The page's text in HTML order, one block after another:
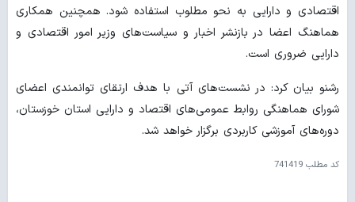
اقتصادی و دارایی به نحو مطلوب استفاده شود. همچنین همکاری
هماهنگ اعضا در بازنشر اخبار و سیاست‌های وزیر امور اقتصادی و
دارایی ضروری است.
رشنو بیان کرد: در نشست‌های آتی با هدف ارتقای توانمندی اعضای
شورای هماهنگی روابط عمومی‌های اقتصاد و دارایی استان خوزستان،
دوره‌های آموزشی کاربردی برگزار خواهد شد.
کد مطلب 741419